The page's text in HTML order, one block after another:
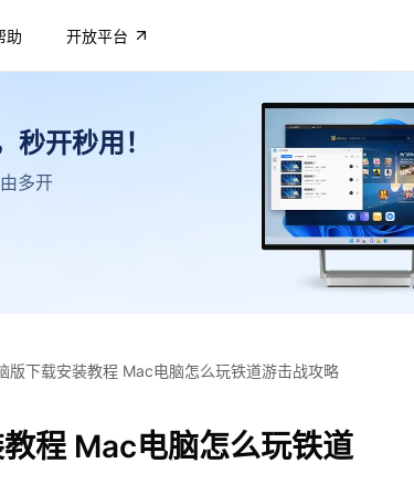
助 开放平台
开秒用！
多开
版下载安装教程 Mac电脑怎么玩铁道游击战攻略
程 Mac电脑怎么玩铁道